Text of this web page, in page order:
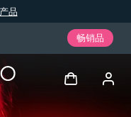
品
畅销品